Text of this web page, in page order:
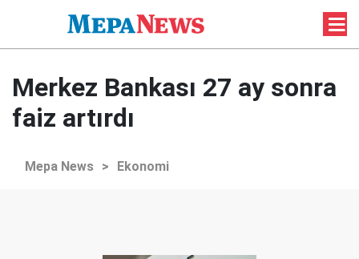
Merkez Bankası 27 ay sonra
faiz artırdı
Mepa News > Ekonomi